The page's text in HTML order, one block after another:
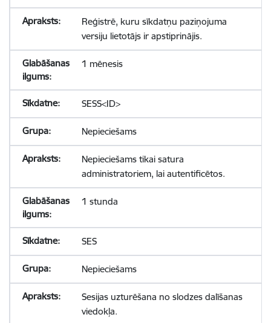
Reģistrē, kuru sīkdatņu paziņojuma
versiju lietotājs ir apstiprinājis.
1 mēnesis
SESS<ID>
Nepieciešams
Nepieciešams tikai satura
administratoriem, lai autentificētos.
1 stunda
SES
Nepieciešams
Sesijas uzturēšana no slodzes dalīšanas
viedokļa.